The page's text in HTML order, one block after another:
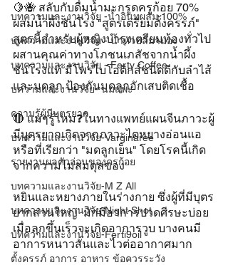
บทความและงานวิจัย -น้ำอินทผลัม 100%
บทความและงานวิจัย - น้ำหัวปลีมามอง
บทความและงานวิจัย - Ferty Coffee
บความและงานวิจัย- นมแพะ
ความรู้ผู้มีบุตรยาก
บทความและงานวิจัย-Varginaree
รายงานผลตัวอ่อนของครูก้อย
บทความและงานวิจัย-M Z All
บทความและงานวิจัย-Night Shot
บทความและงานวิจัย-Ferti9oil
ตั้งครรภ์ อาการ อาหาร ข้อควรระวัง
🍋🐝 สลับกับดื่มน้ำมะกรูดครูก้อย 70%
ผสมน้ำผึ้งชันโรง "สูตรเตรียมตั้งครรภ์"
สูตรนี้สำหรับผู้หญิงบำรุงเตรียมท้องทั่วไป
ผสานคุณค่าทางโภชนเภสัชจากน้ำผึ้ง
ชันโรงแท้ มีโพรไบโอติกส์ชนิดดีกับลำไส้
และมดลูก ป้องกันมดลูกอักเสบติดเชื้อ
🔴 แม่ๆรู้ไหม❓ในทางแพทย์แผนจีนภาวะผู้
มีบุตรยากเกิดจากภาวะไตหยางอ่อนแอ
หรือที่เรียกว่า "มดลูกเย็น" โดยโรคนี้เกิด
จากความไม่สมดุลของ
หยินและหยางภายในร่างกาย ซึ่งผู้ที่มีบุตร
ยากส่วนใหญ่  มักมีอาการปวดศีรษะบ่อย
เมื่อลุกขึ้นเร็วจะเกิดอาการวูบ บางคนมี
อาการหนาวสั่นและไวต่ออากาศมาก